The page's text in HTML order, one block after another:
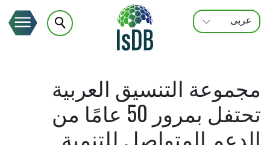
عربى
ENGLISH
FRANÇAIS
مجموعة التنسيق العربية
تحتفل بمرور 50 عامًا من
الدعم المتواصل للتنمية